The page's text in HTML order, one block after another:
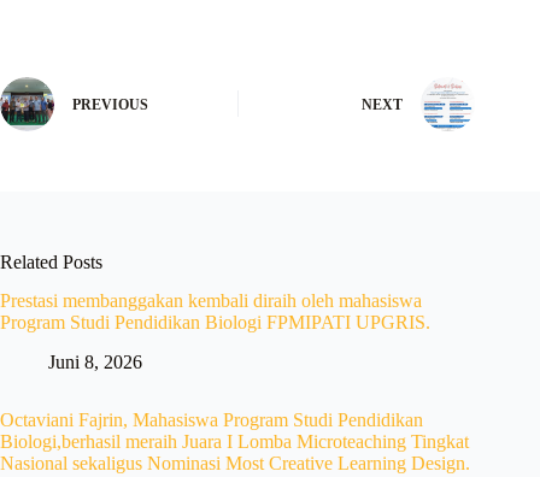
PREVIOUS NEXT
Related Posts
Prestasi membanggakan kembali diraih oleh mahasiswa
Program Studi Pendidikan Biologi FPMIPATI UPGRIS.
Juni 8, 2026
Octaviani Fajrin, Mahasiswa Program Studi Pendidikan
Biologi,berhasil meraih Juara I Lomba Microteaching Tingkat
Nasional sekaligus Nominasi Most Creative Learning Design.